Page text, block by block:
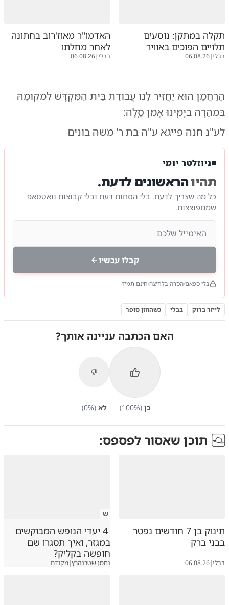
תקלה במתקן: נוסעים
תלויים הפוכים באוויר
בבלי|
06.08.26
האדמו"ר מאוז'רוב בחתונה
לאחר מחלתו
בבלי|
06.08.26
הָרַחֲמָן הוּא יַחֲזִיר לָֽנוּ עֲבוֹדַת בֵּית הַמִּקְדָּשׁ לִמְקוֹמָהּ
בִּמְהֵרָה בְיָמֵֽינוּ אָמֵן סֶֽלָה:
לע"נ חנה פייגא ע"ה בת ר' משה בונים
ניוזלטר יומי
תהיוהראשונים לדעת.
כל מה שצריך לדעת. בלי הסחות דעת ובלי קבוצות וואטסאפ
שמתפוצצות.
קבלו עכשיו
בלי ספאם הסרה בלחיצה חינם תמיד
לייזר ברוק בבלי כשהחזן סופר
האם הכתבה עניינה אותך?
כן (
100%) לא (
0%)
תוכן שאסור לפספס:
תינוק בן 7 חודשים נפטר
בבני ברק
בבלי|
06.08.26
ש
4 יעדי הנופש המבוקשים
במגזר, ואיך תסגרו שם
חופשה בקליק?
נחמן שטרנהרץ|מקודם